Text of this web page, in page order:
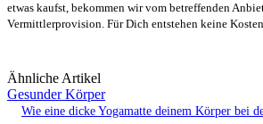
etwas kaufst, bekommen wir vom betreffenden
Vermittlerprovision. Für Dich entstehen keine
Ähnliche Artikel
Gesunder Körper
Wie eine dicke Yogamatte deinem Körper bei